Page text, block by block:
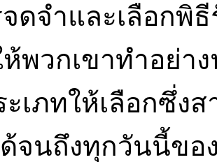
ดจำและเลือกพิ
ห้พวกเขาทำอย่
เภทให้เลือกซึ่ง
จนถึงทุกวันนี้ขอ